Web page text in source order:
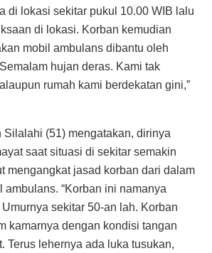
di lokasi sekitar pukul 10.00 WIB lalu
di lokasi. Korban kemudian
mobil ambulans dibantu oleh
hujan deras. Kami tak
rumah kami berdekatan gini,”
Silalahi (51) mengatakan, dirinya
saat situasi di sekitar semakin
mengangkat jasad korban dari dalam
ambulans. “Korban ini namanya
sekitar 50-an lah. Korban
kamarnya dengan kondisi tangan
Terus lehernya ada luka tusukan,